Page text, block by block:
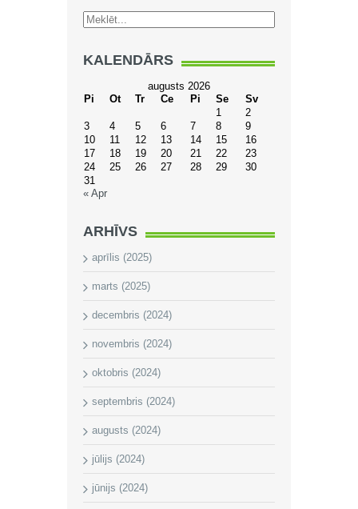
KALENDĀRS
augusts 2026
Pi
Ot Tr Ce Pi Se
Sv
1
2
3
4 5 6 7 8
9
10
11 12 13 14 15
16
17
18 19 20 21 22
23
24
25 26 27 28 29
30
31
« Apr
ARHĪVS
aprīlis (2025)
marts (2025)
decembris (2024)
novembris (2024)
oktobris (2024)
septembris (2024)
augusts (2024)
jūlijs (2024)
jūnijs (2024)